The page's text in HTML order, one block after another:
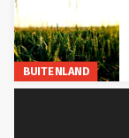
BUITENLAND